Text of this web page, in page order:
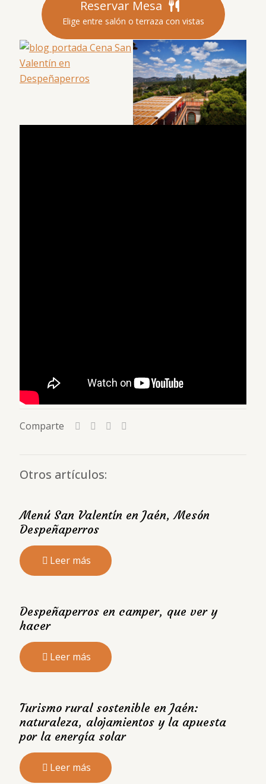
Reservar Mesa
Elige entre salón o terraza con vistas
Comparte
Otros artículos:
Menú San Valentín en Jaén, Mesón
Despeñaperros
Leer más
Despeñaperros en camper, que ver y
hacer
Leer más
Turismo rural sostenible en Jaén:
naturaleza, alojamientos y la apuesta
por la energía solar
Leer más